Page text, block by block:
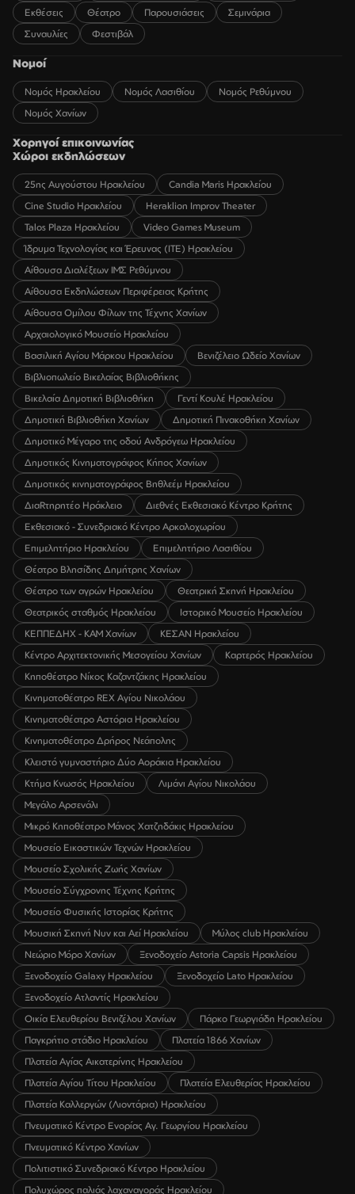
Εκθέσεις
Θέατρο Παρουσιάσεις
Σεμινάρια
Συναυλίες
Φεστιβάλ
Νομοί
Νομός Ηρακλείου Νομός Λασιθίου
Νομός Ρεθύμνου
Νομός Χανίων
Χορηγοί επικοινωνίας
Χώροι εκδηλώσεων
25ης Αυγούστου Ηρακλείου
Candia Maris Ηρακλείου
Cine Studio Ηρακλείου
Heraklion Improv Theater
Talos Plaza Ηρακλείου
Video Games Museum
Ίδρυμα Τεχνολογίας και Έρευνας (ΙΤΕ) Ηρακλείου
Αίθουσα Διαλέξεων ΙΜΣ Ρεθύμνου
Αίθουσα Εκδηλώσεων Περιφέρειας Κρήτης
Αίθουσα Ομίλου Φίλων της Τέχνης Χανίων
Αρχαιολογικό Μουσείο Ηρακλείου
Βασιλική Αγίου Μάρκου Ηρακλείου
Βενιζέλειο Ωδείο Χανίων
Βιβλιοπωλείο Βικελαίας Βιβλιοθήκης
Βικελαία Δημοτική Βιβλιοθήκη
Γεντί Κουλέ Ηρακλείου
Δημοτική Βιβλιοθήκη Χανίων
Δημοτική Πινακοθήκη Χανίων
Δημοτικό Μέγαρο της οδού Ανδρόγεω Ηρακλείου
Δημοτικός Κινηματογράφος Κήπος Χανίων
Δημοτικός κινηματογράφος Βηθλεέμ Ηρακλείου
ΔιαRτηρητέο Ηράκλειο
Διεθνές Εκθεσιακό Κέντρο Κρήτης
Εκθεσιακό - Συνεδριακό Κέντρο Αρκαλοχωρίου
Επιμελητήριο Ηρακλείου
Επιμελητήριο Λασιθίου
Θέατρο Βλησίδης Δημήτρης Χανίων
Θέατρο των αγρών Ηρακλείου
Θεατρική Σκηνή Ηρακλείου
Θεατρικός σταθμός Ηρακλείου
Ιστορικό Μουσείο Ηρακλείου
ΚΕΠΠΕΔΗΧ - ΚΑΜ Χανίων
ΚΕΣΑΝ Ηρακλείου
Κέντρο Αρχιτεκτονικής Μεσογείου Χανίων
Καρτερός Ηρακλείου
Κηποθέατρο Νίκος Καζαντζάκης Ηρακλείου
Κινηματοθέατρο REX Αγίου Νικολάου
Κινηματοθέατρο Αστόρια Ηρακλείου
Κινηματοθέατρο Δρήρος Νεάπολης
Κλειστό γυμναστήριο Δύο Αοράκια Ηρακλείου
Κτήμα Κνωσός Ηρακλείου
Λιμάνι Αγίου Νικολάου
Μεγάλο Αρσενάλι
Μικρό Κηποθέατρο Μάνος Χατζηδάκις Ηρακλείου
Μουσείο Εικαστικών Τεχνών Ηρακλείου
Μουσείο Σχολικής Ζωής Χανίων
Μουσείο Σύγχρονης Τέχνης Κρήτης
Μουσείο Φυσικής Ιστορίας Κρήτης
Μουσική Σκηνή Νυν και Αεί Ηρακλείου
Μύλος club Ηρακλείου
Νεώριο Μόρο Χανίων
Ξενοδοχείο Astoria Capsis Ηρακλείου
Ξενοδοχείο Galaxy Ηρακλείου
Ξενοδοχείο Lato Ηρακλείου
Ξενοδοχείο Ατλαντίς Ηρακλείου
Οικία Ελευθερίου Βενιζέλου Χανίων
Πάρκο Γεωργιάδη Ηρακλείου
Παγκρήτιο στάδιο Ηρακλείου
Πλατεία 1866 Χανίων
Πλατεία Αγίας Αικατερίνης Ηρακλείου
Πλατεία Αγίου Τίτου Ηρακλείου
Πλατεία Ελευθερίας Ηρακλείου
Πλατεία Καλλεργών (Λιοντάρια) Ηρακλείου
Πνευματικό Κέντρο Ενορίας Αγ. Γεωργίου Ηρακλείου
Πνευματικό Κέντρο Χανίων
Πολιτιστικό Συνεδριακό Κέντρο Ηρακλείου
Πολυχώρος παλιάς λαχαναγοράς Ηρακλείου